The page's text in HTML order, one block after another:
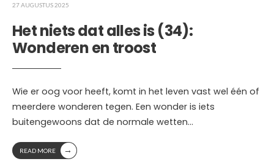
27 AUGUSTUS 2025
Het niets dat alles is (34):
Wonderen en troost
Wie er oog voor heeft, komt in het leven vast wel één of
meerdere wonderen tegen. Een wonder is iets
buitengewoons dat de normale wetten...
READ MORE →